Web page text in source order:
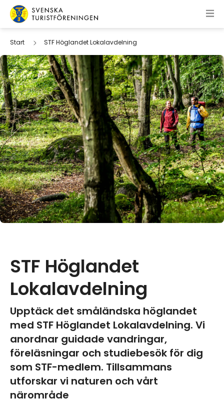
Hoppa till innehåll
Svenska Turistföreningen
Start STF Höglandet Lokalavdelning
STF Höglandet
Lokalavdelning
Upptäck det småländska höglandet
med STF Höglandet Lokalavdelning. Vi
anordnar guidade vandringar,
föreläsningar och studiebesök för dig
som STF-medlem. Tillsammans
utforskar vi naturen och vårt
närområde